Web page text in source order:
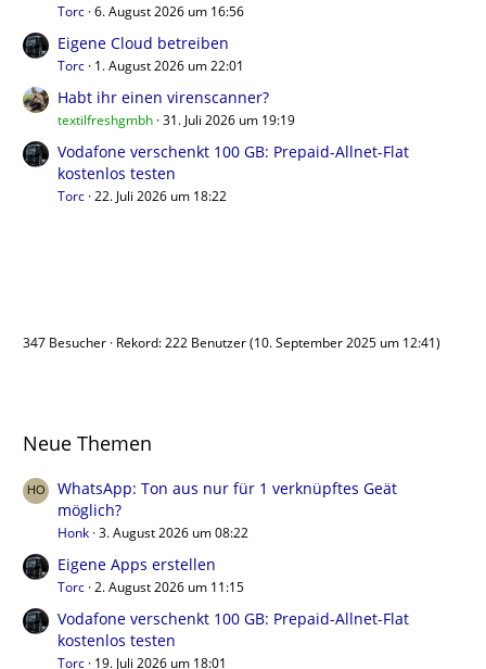
Torc 6. August 2026 um 16:56
Eigene Cloud betreiben
Torc 1. August 2026 um 22:01
Habt ihr einen virenscanner?
textilfreshgmbh 31. Juli 2026 um 19:19
Vodafone verschenkt 100 GB: Prepaid-Allnet-Flat
kostenlos testen
Torc 22. Juli 2026 um 18:22
347 Besucher Rekord: 222 Benutzer (10. September 2025 um 12:41)
Neue Themen
WhatsApp: Ton aus nur für 1 verknüpftes Geät
möglich?
Honk 3. August 2026 um 08:22
Eigene Apps erstellen
Torc 2. August 2026 um 11:15
Vodafone verschenkt 100 GB: Prepaid-Allnet-Flat
kostenlos testen
Torc 19. Juli 2026 um 18:01